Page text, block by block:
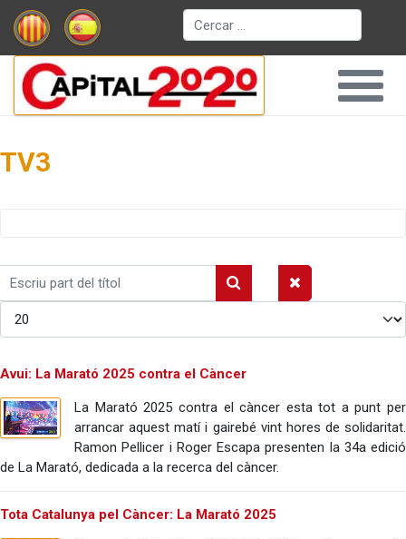
Cerca
TV3
Escriu
del
títol
Mostrar #
Avui: La Marató 2025 contra el Càncer
La Marató 2025 contra el càncer esta tot a punt per
arrancar aquest matí i gairebé vint hores de solidaritat.
Ramon Pellicer i Roger Escapa presenten la 34a edició
de La Marató, dedicada a la recerca del càncer.
Tota Catalunya pel Càncer: La Marató 2025